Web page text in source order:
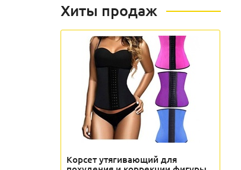
Хиты продаж
Корсет утягивающий для